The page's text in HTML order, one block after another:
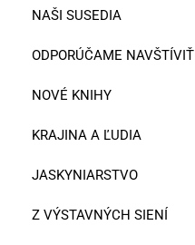
NAŠI SUSEDIA
ODPORÚČAME NAVŠTÍVIŤ
NOVÉ KNIHY
KRAJINA A ĽUDIA
JASKYNIARSTVO
Z VÝSTAVNÝCH SIENÍ